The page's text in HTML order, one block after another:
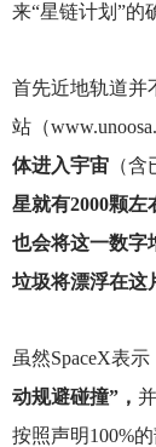
来“星链计划”的
首先近地轨道并
站（
体进入宇宙（含
星就有2000颗左
也会将这一数字
垃圾将漂浮在这
虽然SpaceX表
动规避碰撞”，
按照声明100%